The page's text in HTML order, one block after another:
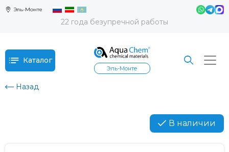
Эль-Монте
22 года безупречной работы
Каталог
Эль-Монте
Назад
В наличии